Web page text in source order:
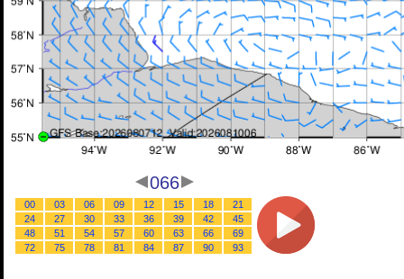
066
00 03 06 09 12 15 18
21
24
27 30 33 36 39 42
45
48
51 54 57 60 63 66
69
72
75 78 81 84 87 90 93